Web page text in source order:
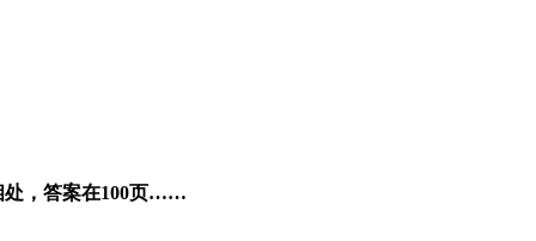
处，答案在100页……